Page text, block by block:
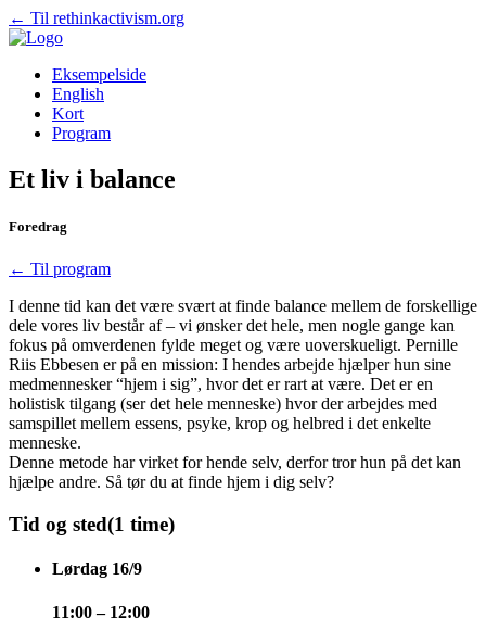
← Til rethinkactivism.org
Eksempelside
English
Kort
Program
Et liv i balance
Foredrag
← Til program
I denne tid kan det være svært at finde balance mellem de forskellige
dele vores liv består af – vi ønsker det hele, men nogle gange kan
fokus på omverdenen fylde meget og være uoverskueligt. Pernille
Riis Ebbesen er på en mission: I hendes arbejde hjælper hun sine
medmennesker “hjem i sig”, hvor det er rart at være. Det er en
holistisk tilgang (ser det hele menneske) hvor der arbejdes med
samspillet mellem essens, psyke, krop og helbred i det enkelte
menneske.
Denne metode har virket for hende selv, derfor tror hun på det kan
hjælpe andre. Så tør du at finde hjem i dig selv?
Tid og sted(1 time)
Lørdag 16/9
11:00 – 12:00